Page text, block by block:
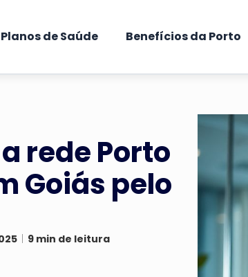
Planos de Saúde Benefícios da Porto
rede Porto
Goiás pelo
| 9 min de leitura